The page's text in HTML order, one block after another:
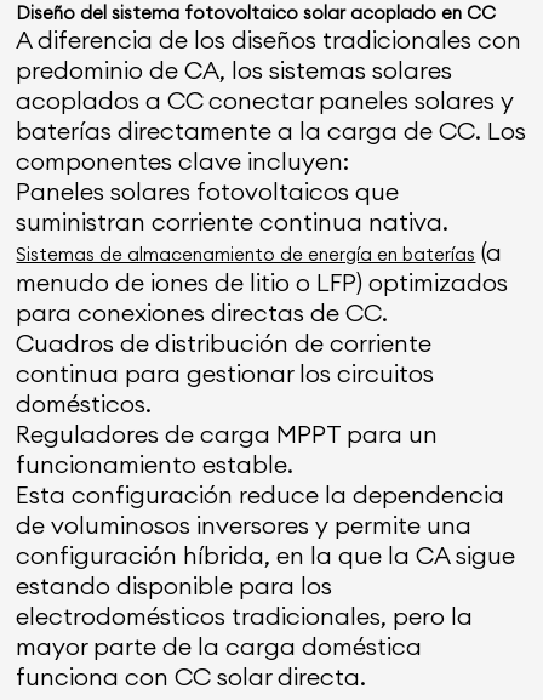
Diseño del sistema fotovoltaico solar acoplado en CC
A diferencia de los diseños tradicionales con
predominio de CA, los sistemas solares
acoplados a CCconectar paneles solares y
baterías directamente a la carga de CC. Los
componentes clave incluyen:
Paneles solares fotovoltaicos que
suministran corriente continua nativa.
Sistemas de almacenamiento de energía en baterías (a
menudo de iones de litio o LFP) optimizados
para conexiones directas de CC.
Cuadros de distribución de corriente
continua para gestionar los circuitos
domésticos.
Reguladores de carga MPPT para un
funcionamiento estable.
Esta configuración reduce la dependencia
de voluminosos inversores y permite una
configuración híbrida, en la que la CA sigue
estando disponible para los
electrodomésticos tradicionales, pero la
mayor parte de la carga doméstica
funciona con CC solar directa.